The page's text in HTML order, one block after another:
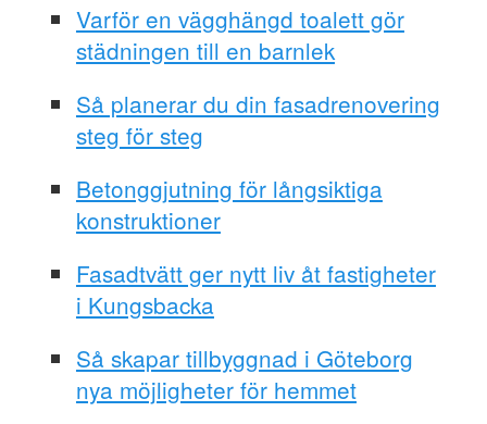
Varför en vägghängd toalett gör
städningen till en barnlek
Så planerar du din fasadrenovering
steg för steg
Betonggjutning för långsiktiga
konstruktioner
Fasadtvätt ger nytt liv åt fastigheter
i Kungsbacka
Så skapar tillbyggnad i Göteborg
nya möjligheter för hemmet